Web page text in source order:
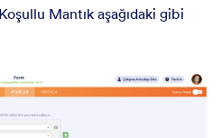
Mantık aşağıdaki gibi